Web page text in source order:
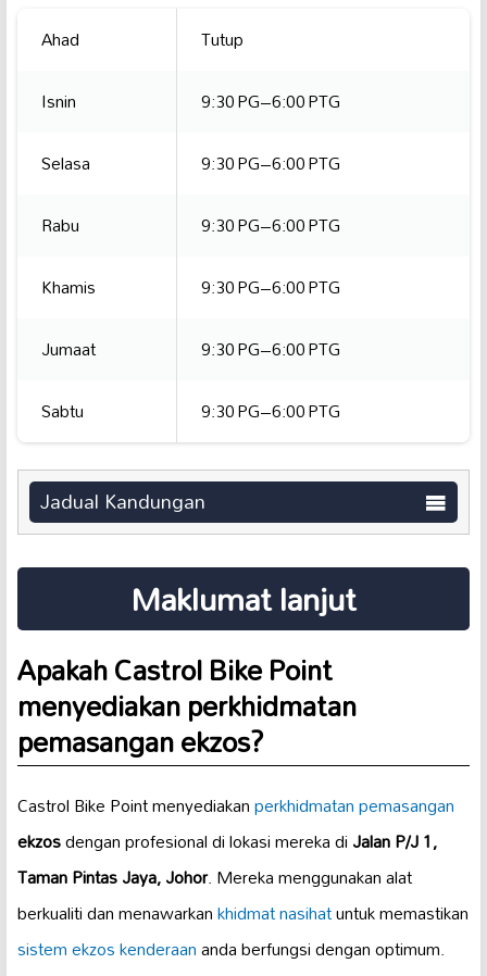
Ahad
Tutup
Isnin
9:30 PG–6:00 PTG
Selasa
9:30 PG–6:00 PTG
Rabu
9:30 PG–6:00 PTG
Khamis
9:30 PG–6:00 PTG
Jumaat
9:30 PG–6:00 PTG
Sabtu
9:30 PG–6:00 PTG
Jadual Kandungan
Maklumat lanjut
Apakah Castrol Bike Point
menyediakan perkhidmatan
pemasangan ekzos?
Castrol Bike Point menyediakanperkhidmatan pemasangan
ekzosdengan profesional di lokasi mereka diJalan P/J 1,
Taman Pintas Jaya, Johor. Mereka menggunakan alat
berkualiti dan menawarkankhidmat nasihatuntuk memastikan
sistem ekzos kenderaananda berfungsi dengan optimum.